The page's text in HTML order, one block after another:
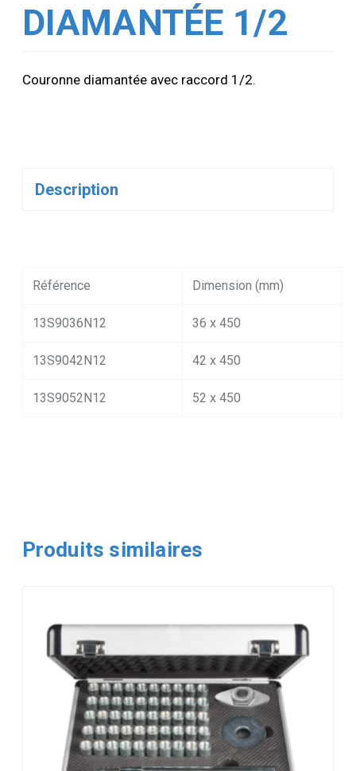
DIAMANTÉE 1/2
Couronne diamantée avec raccord 1/2.
Description
Référence Dimension (mm)
13S9036N12 36 x 450
13S9042N12 42 x 450
13S9052N12 52 x 450
Produits similaires